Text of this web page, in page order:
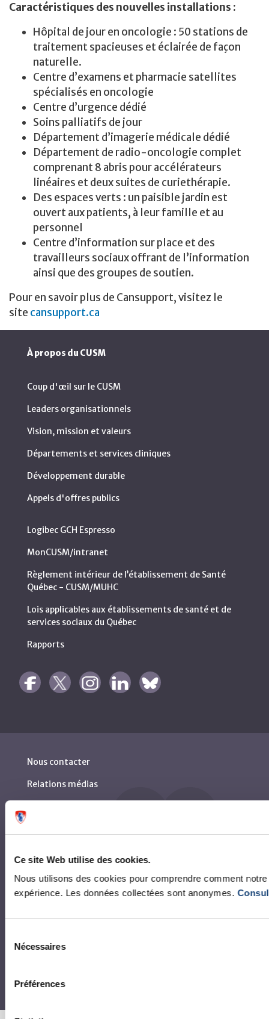
Ce site Web utilise des cookies.
Nous utilisons des cookies pour comprendre comment
expérience. Les données collectées sont anonymes.
Nécessaires
Préférences
Caractéristiques des nouvelles installations :
Hôpital de jour en oncologie : 50 stations de
traitement spacieuses et éclairée de façon
naturelle.
Centre d’examens et pharmacie satellites
spécialisés en oncologie
Centre d’urgence dédié
Soins palliatifs de jour
Département d’imagerie médicale dédié
Département de radio-oncologie complet
comprenant 8 abris pour accélérateurs
linéaires et deux suites de curiethérapie.
Des espaces verts : un paisible jardin est
ouvert aux patients, à leur famille et au
personnel
Centre d’information sur place et des
travailleurs sociaux offrant de l’information
ainsi que des groupes de soutien.
Pour en savoir plus de Cansupport, visitez le
site cansupport.ca
À propos du CUSM
Coup d'œil sur le CUSM
Leaders organisationnels
Vision, mission et valeurs
Départements et services cliniques
Développement durable
Appels d'offres publics
Logibec GCH Espresso
MonCUSM/intranet
Règlement intérieur de l’établissement de Santé
Québec - CUSM/MUHC
Lois applicables aux établissements de santé et de
services sociaux du Québec
Rapports
Nous contacter
Relations médias
Centre des arts et du patrimoine RBC